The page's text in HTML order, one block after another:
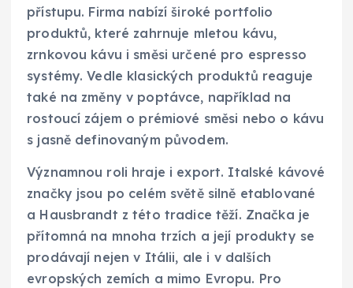
přístupu. Firma nabízí široké portfolio
produktů, které zahrnuje mletou kávu,
zrnkovou kávu i směsi určené pro espresso
systémy. Vedle klasických produktů reaguje
také na změny v poptávce, například na
rostoucí zájem o prémiové směsi nebo o kávu
s jasně definovaným původem.
Významnou roli hraje i export. Italské kávové
značky jsou po celém světě silně etablované
a Hausbrandt z této tradice těží. Značka je
přítomná na mnoha trzích a její produkty se
prodávají nejen v Itálii, ale i v dalších
evropských zemích a mimo Evropu. Pro